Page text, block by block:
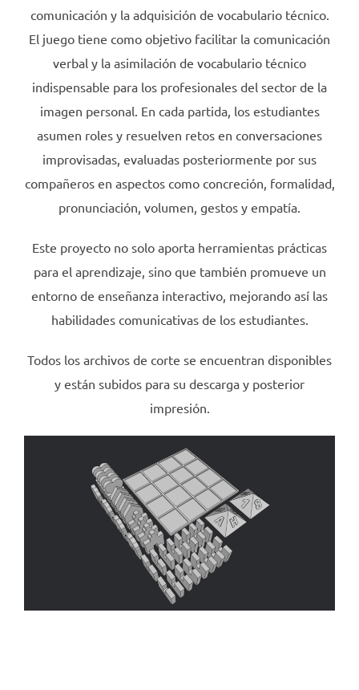
comunicación y la adquisición de vocabulario técnico.
El juego tiene como objetivo facilitar la comunicación
verbal y la asimilación de vocabulario técnico
indispensable para los profesionales del sector de la
imagen personal. En cada partida, los estudiantes
asumen roles y resuelven retos en conversaciones
improvisadas, evaluadas posteriormente por sus
compañeros en aspectos como concreción, formalidad,
pronunciación, volumen, gestos y empatía.
Este proyecto no solo aporta herramientas prácticas
para el aprendizaje, sino que también promueve un
entorno de enseñanza interactivo, mejorando así las
habilidades comunicativas de los estudiantes.
Todos los archivos de corte se encuentran disponibles
y están subidos para su descarga y posterior
impresión.